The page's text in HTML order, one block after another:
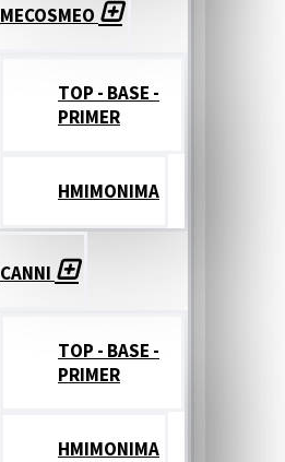
MECOSMEO
TOP - BASE -
PRIMER
ΗΜΙΜΟΝΙΜΑ
CANNI
TOP - BASE -
PRIMER
ΗΜΙΜΟΝΙΜΑ